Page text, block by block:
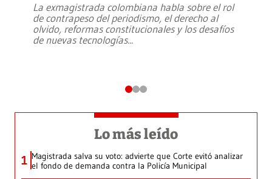
La exmagistrada colombiana habla sobre el rol
de contrapeso del periodismo, el derecho al
olvido, reformas constitucionales y los desafíos
de nuevas tecnologías...
Lo más leído
1 Magistrada salva su voto: advierte que Corte evitó analizar
el fondo de demanda contra la Policía Municipal